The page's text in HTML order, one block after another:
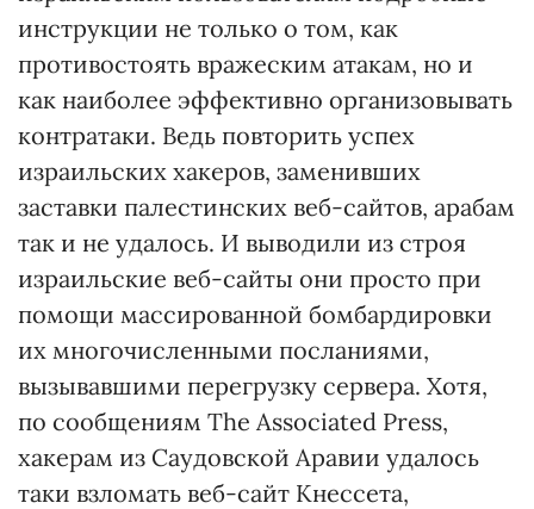
инструкции не только о том, как
противостоять вражеским атакам, но и
как наиболее эффективно организовывать
контратаки. Ведь повторить успех
израильских хакеров, заменивших
заставки палестинских веб-сайтов, арабам
так и не удалось. И выводили из строя
израильские веб-сайты они просто при
помощи массированной бомбардировки
их многочисленными посланиями,
вызывавшими перегрузку сервера. Хотя,
по сообщениям The Associated Press,
хакерам из Саудовской Аравии удалось
таки взломать веб-сайт Кнессета,